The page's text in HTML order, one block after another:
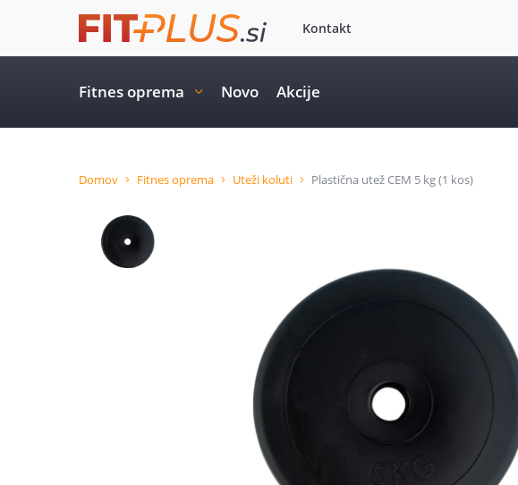
Kontakt
Fitnes oprema Novo Akcije
Domov Fitnes oprema Uteži koluti Plastična utež CEM 5 kg (1 kos)